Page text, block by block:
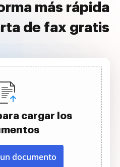
más rápida
de fax gratis
cargar los
documento